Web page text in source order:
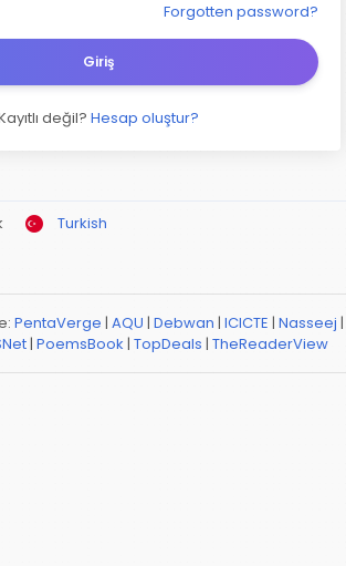
Forgotten password?
Giriş
değil? Hesap oluştur?
Turkish
PentaVerge | AQU | Debwan | ICICTE | Nasseej |
| PoemsBook | TopDeals | TheReaderView